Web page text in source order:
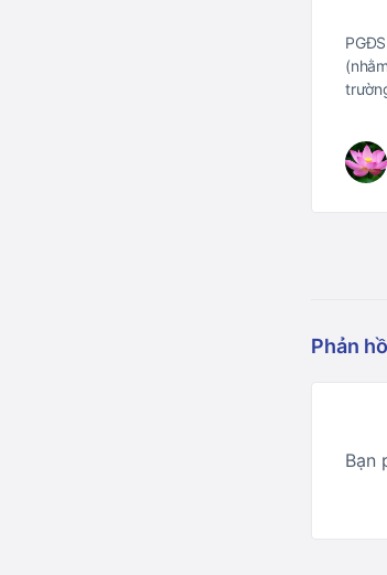
Phản
Bạn